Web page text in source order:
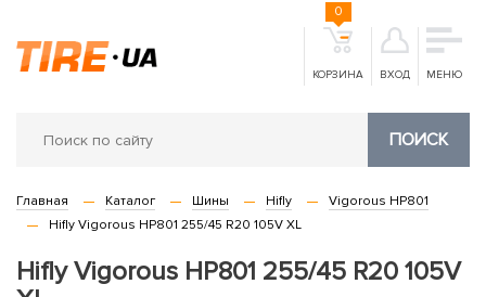
КОРЗИНА
0
ВХОД МЕНЮ
ПОИСК
Главная Каталог Шины Hifly
Vigorous HP801
Hifly Vigorous HP801 255/45 R20 105V XL
Hifly Vigorous HP801 255/45 R20 105V